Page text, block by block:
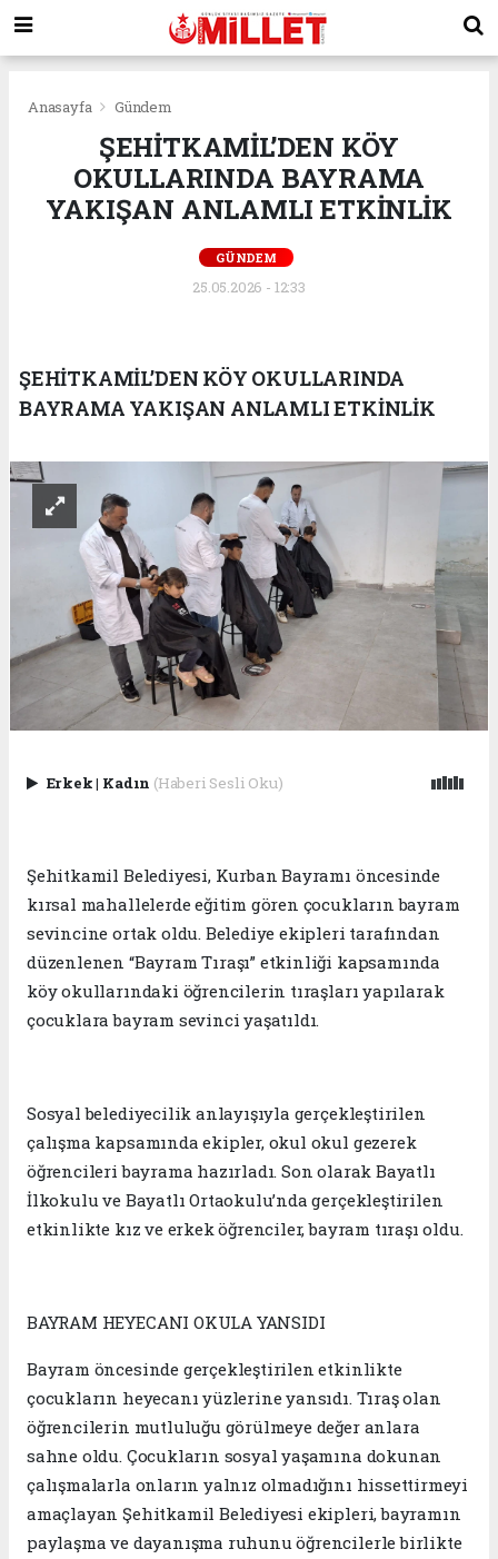
Anasayfa Gündem
ŞEHİTKAMİL’DEN KÖY
OKULLARINDA BAYRAMA
YAKIŞAN ANLAMLI ETKİNLİK
GÜNDEM
25.05.2026 - 12:33
ŞEHİTKAMİL’DEN KÖY OKULLARINDA
BAYRAMA YAKIŞAN ANLAMLI ETKİNLİK
Erkek| Kadın (Haberi Sesli Oku)
Şehitkamil Belediyesi, Kurban Bayramı öncesinde
kırsal mahallelerde eğitim gören çocukların bayram
sevincine ortak oldu. Belediye ekipleri tarafından
düzenlenen “Bayram Tıraşı” etkinliği kapsamında
köy okullarındaki öğrencilerin tıraşları yapılarak
çocuklara bayram sevinci yaşatıldı.
Sosyal belediyecilik anlayışıyla gerçekleştirilen
çalışma kapsamında ekipler, okul okul gezerek
öğrencileri bayrama hazırladı. Son olarak Bayatlı
İlkokulu ve Bayatlı Ortaokulu’nda gerçekleştirilen
etkinlikte kız ve erkek öğrenciler, bayram tıraşı oldu.
BAYRAM HEYECANI OKULA YANSIDI
Bayram öncesinde gerçekleştirilen etkinlikte
çocukların heyecanı yüzlerine yansıdı. Tıraş olan
öğrencilerin mutluluğu görülmeye değer anlara
sahne oldu. Çocukların sosyal yaşamına dokunan
çalışmalarla onların yalnız olmadığını hissettirmeyi
amaçlayan Şehitkamil Belediyesi ekipleri, bayramın
paylaşma ve dayanışma ruhunu öğrencilerle birlikte